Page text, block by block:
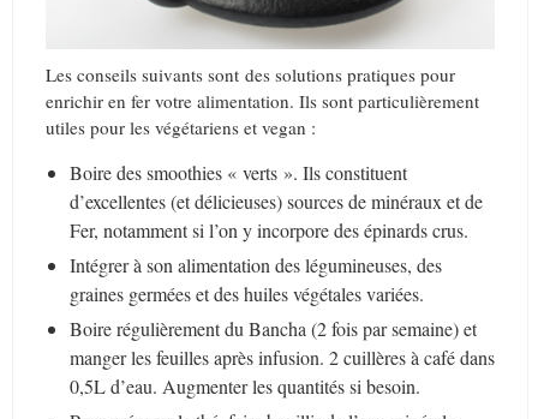
Les conseils suivants sont des solutions pratiques pour
enrichir en fer votre alimentation. Ils sont particulièrement
utiles pour les végétariens et vegan :
Boire des smoothies « verts ». Ils constituent
d’excellentes (et délicieuses) sources de minéraux et de
Fer, notamment si l’on y incorpore des épinards crus.
Intégrer à son alimentation des légumineuses, des
graines germées et des huiles végétales variées.
Boire régulièrement du Bancha (2 fois par semaine) et
manger les feuilles après infusion. 2 cuillères à café dans
0,5L d’eau. Augmenter les quantités si besoin.